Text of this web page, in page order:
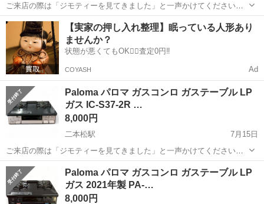
ご来店の際は「ジモティーを見てきました」と一声かけてください！
＊＊ ＊ ＊＊ ＊ ＊＊ IRIS OHYAMA アイリスオーヤマ 2口 IHク
ッキングヒーター 2020年製 IHK-W13-B 黒 手軽...
福島 二本松市 二本松駅 調理器具 IRIS
【実家の押し入れ整理】眠っている人形あり
ませんか？
状態が悪くてもOK🙆‍♀️査定0円‼️
COYASH Ad
Paloma パロマ ガスコンロ ガステーブル LP
ガス IC-S37-2R …
8,000円
二本松駅
7月15日
ご来店の際は「ジモティーを見てきました」と一声かけてください☆
＊＊ ＊ ＊＊ ＊ ＊＊ Paloma パロマ ガスコンロ ガステーブル
LPガス IC-S37-2R 2020年製 〜状態〜 一般的な中古感...
福島 二本松駅 調理器具 Paloma
Paloma パロマ ガスコンロ ガステーブル LP
ガス 2021年製 PA-…
8,000円